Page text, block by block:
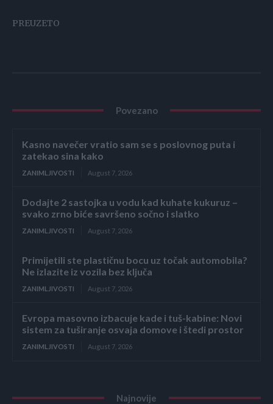
PREUZETO
Povezano
Kasno navečer vratio sam se s poslovnog puta i
zatekao sina kako
ZANIMLJIVOSTI August 7, 2026
Dodajte 2 sastojka u vodu kad kuhate kukuruz –
svako zrno biće savršeno sočno i slatko
ZANIMLJIVOSTI August 7, 2026
Primijetili ste plastičnu bocu uz točak automobila?
Ne izlazite iz vozila bez ključa
ZANIMLJIVOSTI August 7, 2026
Evropa masovno izbacuje kade i tuš-kabine: Novi
sistem za tuširanje osvaja domove i štedi prostor
ZANIMLJIVOSTI August 7, 2026
Najnovije